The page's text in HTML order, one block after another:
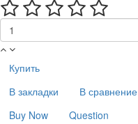
Купить
В закладки
В сравнение
Buy Now
Question